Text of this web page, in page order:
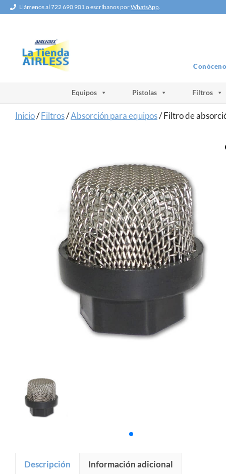
SaltarLlámenos al 722 690 901 o escríbanos porWhatsApp.
Equipos Pistolas Filtros
Inicio/Filtros/Absorción para equipos/ Filtro de
Descripción Información adicional